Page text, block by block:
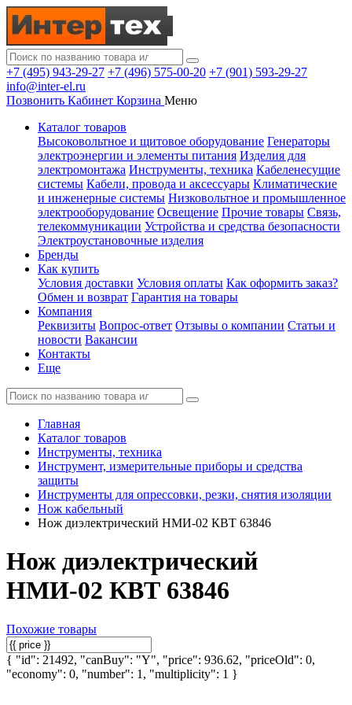
+7 (495) 943-29-27 +7 (496) 575-00-20 +7 (901) 593-29-27
info@inter-el.ru
Позвонить Кабинет Корзина Меню
Каталог товаров
Высоковольтное и щитовое оборудование Генераторы
электроэнергии и элементы питания Изделия для
электромонтажа Инструменты, техника Кабеленесущие
системы Кабели, провода и аксессуары Климатические
и инженерные системы Низковольтное и промышленное
электрооборудование Освещение Прочие товары Связь,
телекоммуникации Устройства и средства безопасности
Электроустановочные изделия
Бренды
Как купить
Условия доставки Условия оплаты Как оформить заказ?
Обмен и возврат Гарантия на товары
Компания
Реквизиты Вопрос-ответ Отзывы о компании Статьи и
новости Вакансии
Контакты
Еще
Главная
Каталог товаров
Инструменты, техника
Инструмент, измерительные приборы и средства
защиты
Инструменты для опрессовки, резки, снятия изоляции
Нож кабельный
Нож диэлектрический НМИ-02 КВТ 63846
Нож диэлектрический
НМИ-02 КВТ 63846
Похожие товары
{ "id": 21492, "canBuy": "Y", "price": 936.62, "priceOld": 0,
"economy": 0, "number": 1, "multiplicity": 1 }